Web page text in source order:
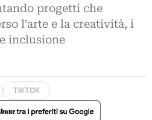
progetti che
l’arte e la creatività, i
inclusione
TIKTOK